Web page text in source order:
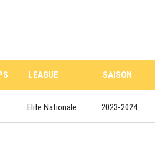
LEAGUE SAISON
Elite Nationale 2023-2024